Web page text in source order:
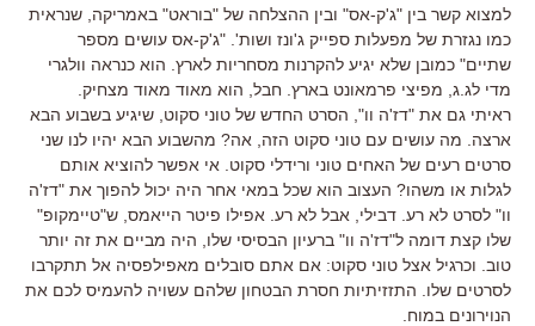
למצוא קשר בין "ג'ק-אס" ובין ההצלחה של "בוראט" באמריקה, שנראית
כמו נגזרת של מפעלות ספייק ג'ונז ושות'. "ג'ק-אס עושים מספר
שתיים" כמובן שלא יגיע להקרנות מסחריות לארץ. הוא כנראה וולגרי
מדי לג.ג, מפיצי פרמאונט בארץ. חבל, הוא מאוד מאוד מצחיק.
ראיתי גם את "דז'ה וו", הסרט החדש של טוני סקוט, שיגיע בשבוע הבא
ארצה. מה עושים עם טוני סקוט הזה, אה? מהשבוע הבא יהיו לנו שני
סרטים רעים של האחים טוני ורידלי סקוט. אי אפשר להוציא אותם
לגלות או משהו? העצוב הוא שכל במאי אחר היה יכול להפוך את "דז'ה
וו" לסרט לא רע. דבילי, אבל לא רע. אפילו פיטר הייאמס, ש"טיימקופ"
שלו קצת דומה ל"דז'ה וו" ברעיון הבסיסי שלו, היה מביים את זה יותר
טוב. וכרגיל אצל טוני סקוט: אם אתם סובלים מאפילפסיה אל תתקרבו
לסרטים שלו. התזזיתיות חסרת הבטחון שלהם עשויה להעמיס לכם את
הנוירונים במוח.